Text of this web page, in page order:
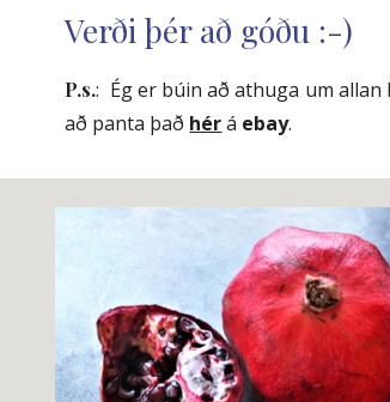
Verði þér að góðu :-)
P.s.: Ég er búin að athuga um
að panta það hér á ebay.